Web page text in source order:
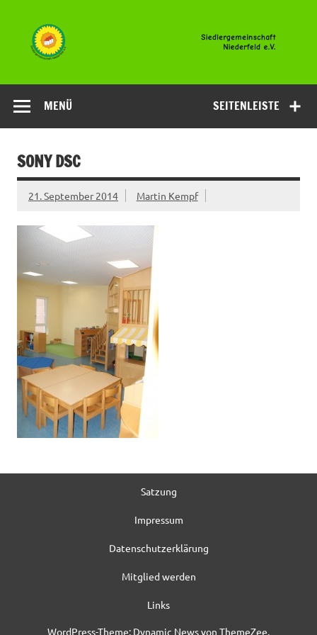
springen
Niederfeld
SEITENLEISTE
MENÜ
SONY DSC
21. September 2014 Martin Kempf
Satzung
Impressum
Datenschutzerklärung
Mitglied werden
Links
WordPress-Theme: Dynamic News von ThemeZee.